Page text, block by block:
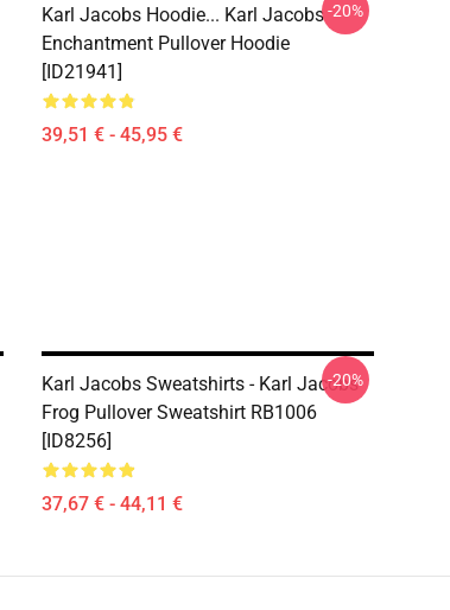
Karl Jacobs Hoodie... Karl Jacobs
Enchantment Pullover Hoodie
[ID21941]
39,51 € - 45,95 €
-20%
Karl Jacobs Sweatshirts - Karl Jacobs
Frog Pullover Sweatshirt RB1006
[ID8256]
37,67 € - 44,11 €
-20%